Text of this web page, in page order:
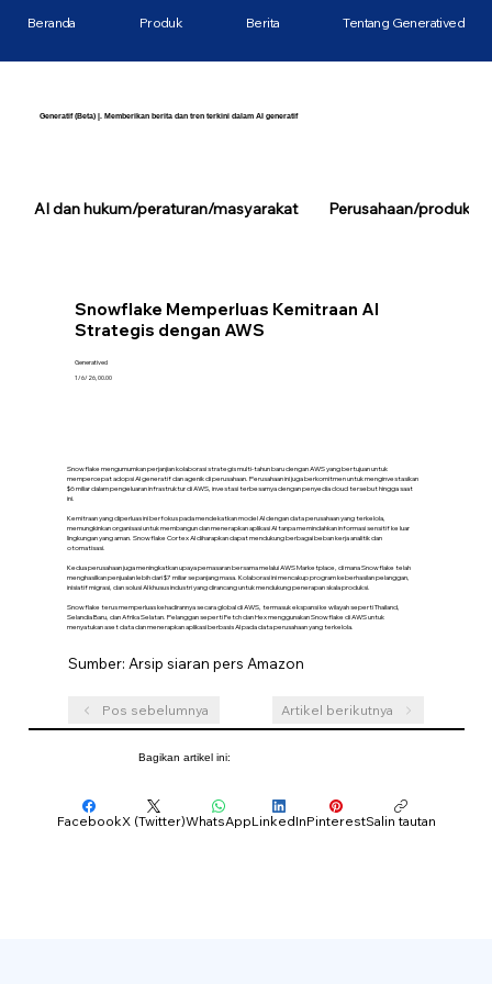
Generatif (Beta) |. Memberikan berita dan tren terkini dalam AI generatif
Snowflake Memperluas Kemitraan AI
Strategis dengan AWS
Generatived
1/6/26, 00.00
Snowflake mengumumkan perjanjian kolaborasi strategis multi-tahun baru dengan AWS yang bertujuan untuk
mempercepat adopsi AI generatif dan agenik di perusahaan. Perusahaan ini juga berkomitmen untuk menginvestasikan
$6 miliar dalam pengeluaran infrastruktur di AWS, investasi terbesarnya dengan penyedia cloud tersebut hingga saat
ini.
Kemitraan yang diperluas ini berfokus pada mendekatkan model AI dengan data perusahaan yang terkelola,
memungkinkan organisasi untuk membangun dan menerapkan aplikasi AI tanpa memindahkan informasi sensitif ke luar
lingkungan yang aman. Snowflake Cortex AI diharapkan dapat mendukung berbagai beban kerja analitik dan
otomatisasi.
Kedua perusahaan juga meningkatkan upaya pemasaran bersama melalui AWS Marketplace, di mana Snowflake telah
menghasilkan penjualan lebih dari $7 miliar sepanjang masa. Kolaborasi ini mencakup program keberhasilan pelanggan,
inisiatif migrasi, dan solusi AI khusus industri yang dirancang untuk mendukung penerapan skala produksi.
Snowflake terus memperluas kehadirannya secara global di AWS, termasuk ekspansi ke wilayah seperti Thailand,
Selandia Baru, dan Afrika Selatan. Pelanggan seperti Fetch dan Hex menggunakan Snowflake di AWS untuk
menyatukan aset data dan menerapkan aplikasi berbasis AI pada data perusahaan yang terkelola.
Sumber: Arsip siaran pers Amazon
Pos sebelumnya Artikel berikutnya
Beranda Produk Berita Tentang Generatived
Bagikan artikel ini:
FacebookX (Twitter)WhatsAppLinkedInPinterestSalin tautan
AI dan hukum/peraturan/masyarakat Perusahaan/produk/